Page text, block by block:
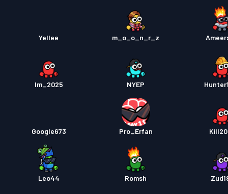
Yellee m_o_o_n_r_z
Im_2025 NYEP
Google673 Pro_Erfan
Leo44 Romsh